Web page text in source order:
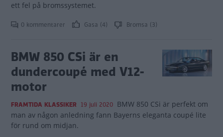
ett fel på bromssystemet.
0 kommentarer Gasa (4) Bromsa (3)
BMW 850 CSi är en
dundercoupé med V12-
motor
FRAMTIDA KLASSIKER 19 juli 2020 BMW 850 CSi är perfekt om
man av någon anledning fann Bayerns eleganta coupé lite
för rund om midjan.